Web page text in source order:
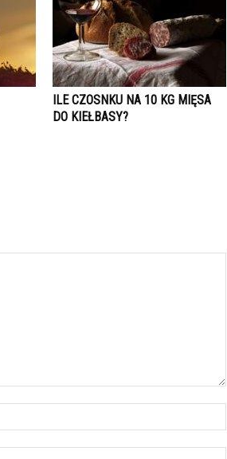
ILE CZOSNKU NA 10 KG MIĘSA
DO KIEŁBASY?